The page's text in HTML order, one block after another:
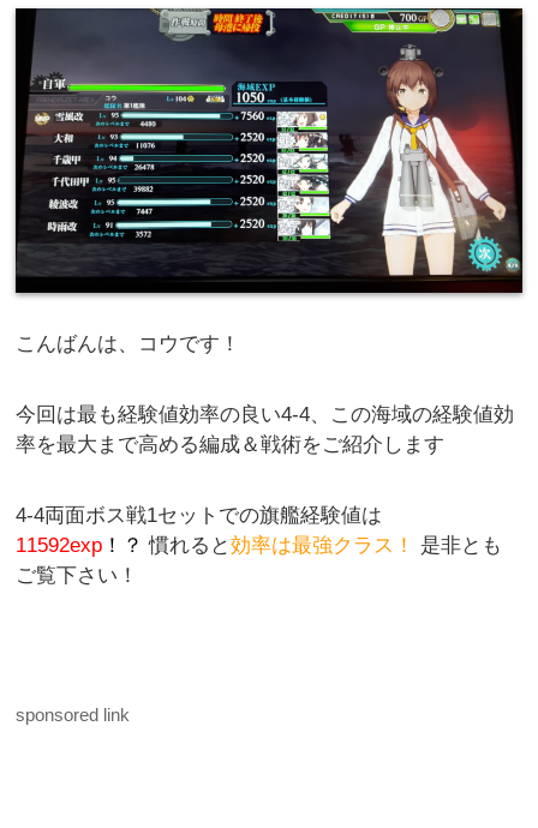
こんばんは、コウです！
今回は最も経験値効率の良い4-4、この海域の経験値効
率を最大まで高める編成＆戦術をご紹介します
4-4両面ボス戦1セットでの旗艦経験値は
11592exp ！？慣れると効率は最強クラス！
是非とも
ご覧下さい！
sponsored link